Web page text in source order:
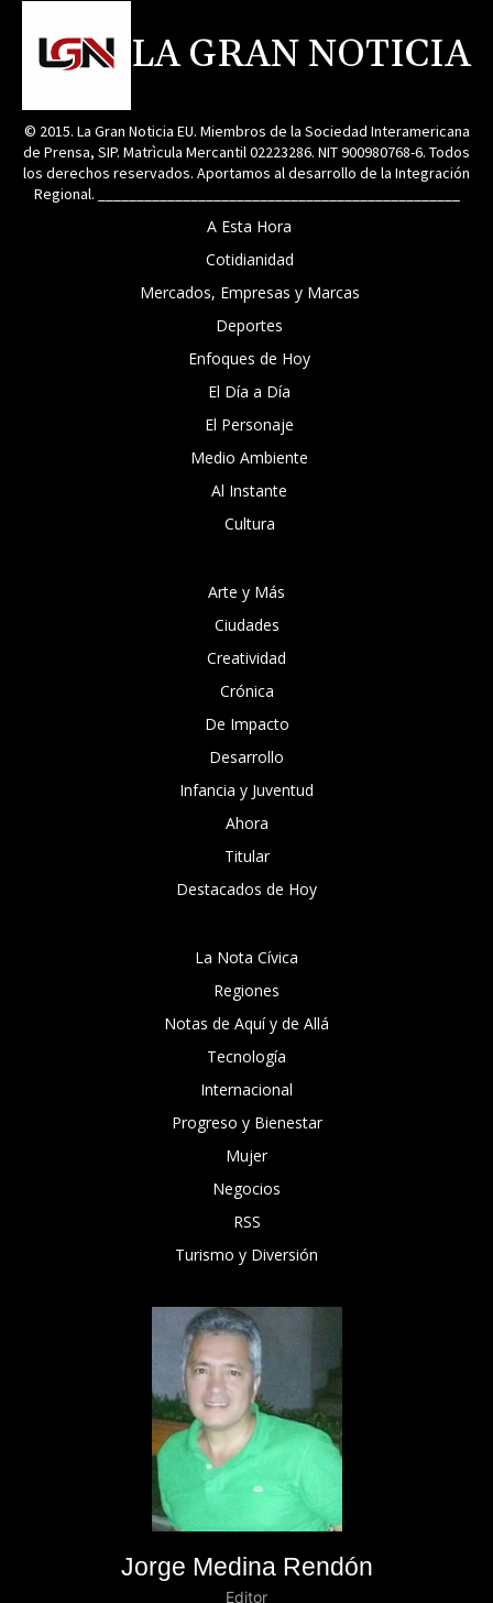
LA GRAN NOTICIA
© 2015. La Gran Noticia EU. Miembros de la Sociedad Interamericana
de Prensa, SIP. Matrìcula Mercantil 02223286. NIT 900980768-6. Todos
los derechos reservados. Aportamos al desarrollo de la Integración
Regional. _______________________________________________
A Esta Hora
Cotidianidad
Mercados, Empresas y Marcas
Deportes
Enfoques de Hoy
El Día a Día
El Personaje
Medio Ambiente
Al Instante
Cultura
Arte y Más
Ciudades
Creatividad
Crónica
De Impacto
Desarrollo
Infancia y Juventud
Ahora
Titular
Destacados de Hoy
La Nota Cívica
Regiones
Notas de Aquí y de Allá
Tecnología
Internacional
Progreso y Bienestar
Mujer
Negocios
RSS
Turismo y Diversión
Jorge Medina Rendón
Editor